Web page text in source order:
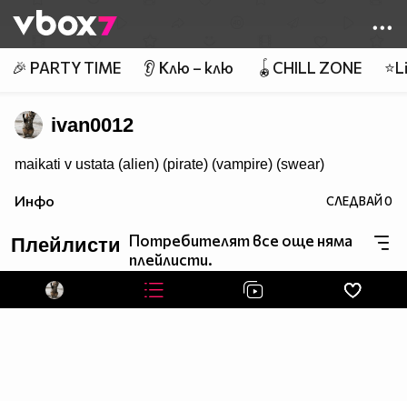
👾
🎉 PARTY TIME 👂 Клю – клю 🪀CHILL ZONE
ivan0012
maikati v ustata (alien) (pirate) (vampire) (swear)
Инфо СЛЕДВАЙ0
Плейлисти Потребителят все още няма
плейлисти.